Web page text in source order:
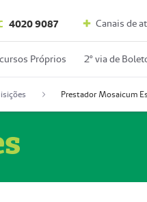
4020 9087 Canais de
Próprios 2º via de